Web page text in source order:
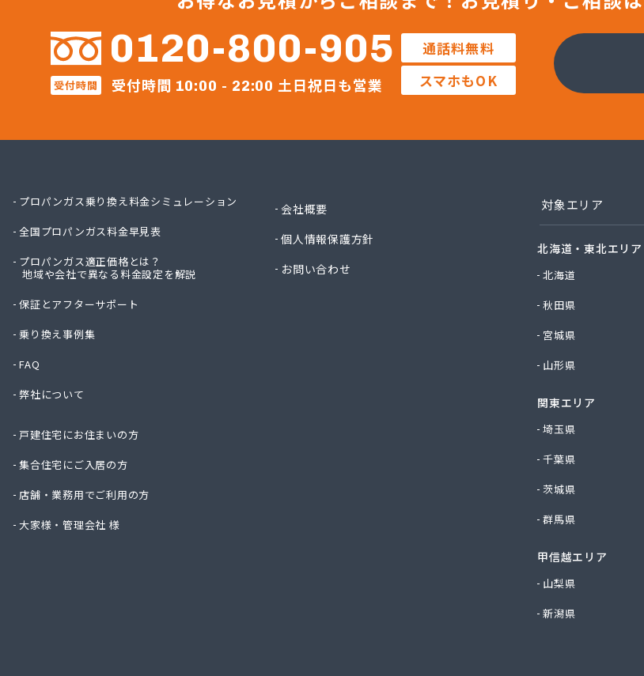
セブンガス株式会社
ダイネン株式会社 北九州営業所
テックホームガス株式会社
ナラヤ商店
ホ－ムガス商事有限会社
安永興産株式会社
安永米穀販売店
安部燃料店
0120-800-905
受付時間 受付時間 10:00 - 22:00 土日祝日も営業
通話料無料
スマホもOK
プロパンガス乗り換え料金シミュレーション
全国プロパンガス料金早見表
プロパンガス適正価格とは？
地域や会社で異なる料金設定を解説
保証とアフターサポート
乗り換え事例集
FAQ
弊社について
戸建住宅にお住まいの方
集合住宅にご入居の方
店舗・業務用でご利用の方
大家様・管理会社 様
会社概要
個人情報保護方針
お問い合わせ
対象エリア
北海道・東北エリア
北海道
秋田県
宮城県
山形県
関東エリア
埼玉県
千葉県
茨城県
群馬県
甲信越エリア
山梨県
新潟県